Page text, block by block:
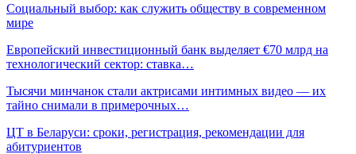
Социальный выбор: как служить обществу в современном
мире
Европейский инвестиционный банк выделяет €70 млрд на
технологический сектор: ставка…
Тысячи минчанок стали актрисами интимных видео — их
тайно снимали в примерочных…
ЦТ в Беларуси: сроки, регистрация, рекомендации для
абитуриентов